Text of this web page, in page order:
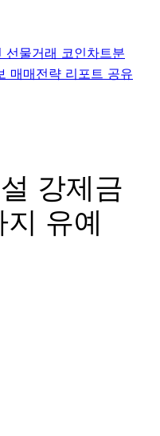
선물거래 코인차트분
매매전략 리포트 공유
강제금
유예